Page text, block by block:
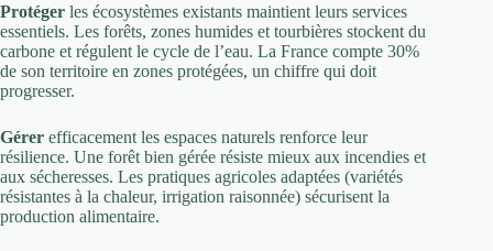
Protéger les écosystèmes existants maintient leurs services
essentiels. Les forêts, zones humides et tourbières stockent du
carbone et régulent le cycle de l’eau. La France compte 30%
de son territoire en zones protégées, un chiffre qui doit
progresser.
Gérer efficacement les espaces naturels renforce leur
résilience. Une forêt bien gérée résiste mieux aux incendies et
aux sécheresses. Les pratiques agricoles adaptées (variétés
résistantes à la chaleur, irrigation raisonnée) sécurisent la
production alimentaire.